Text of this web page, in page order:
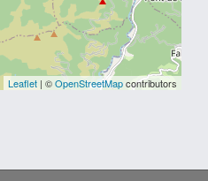
Leaflet | ©OpenStreetMapcontributors